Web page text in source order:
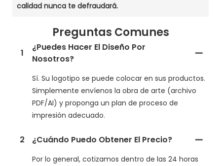
calidad nunca te defraudará.
Preguntas Comunes
1
¿Puedes Hacer El Diseño Por
Nosotros?
Sí. Su logotipo se puede colocar en sus productos.
Simplemente envíenos la obra de arte (archivo
PDF/AI) y proponga un plan de proceso de
impresión adecuado.
2 ¿Cuándo Puedo Obtener El Precio?
Por lo general, cotizamos dentro de las 24 horas